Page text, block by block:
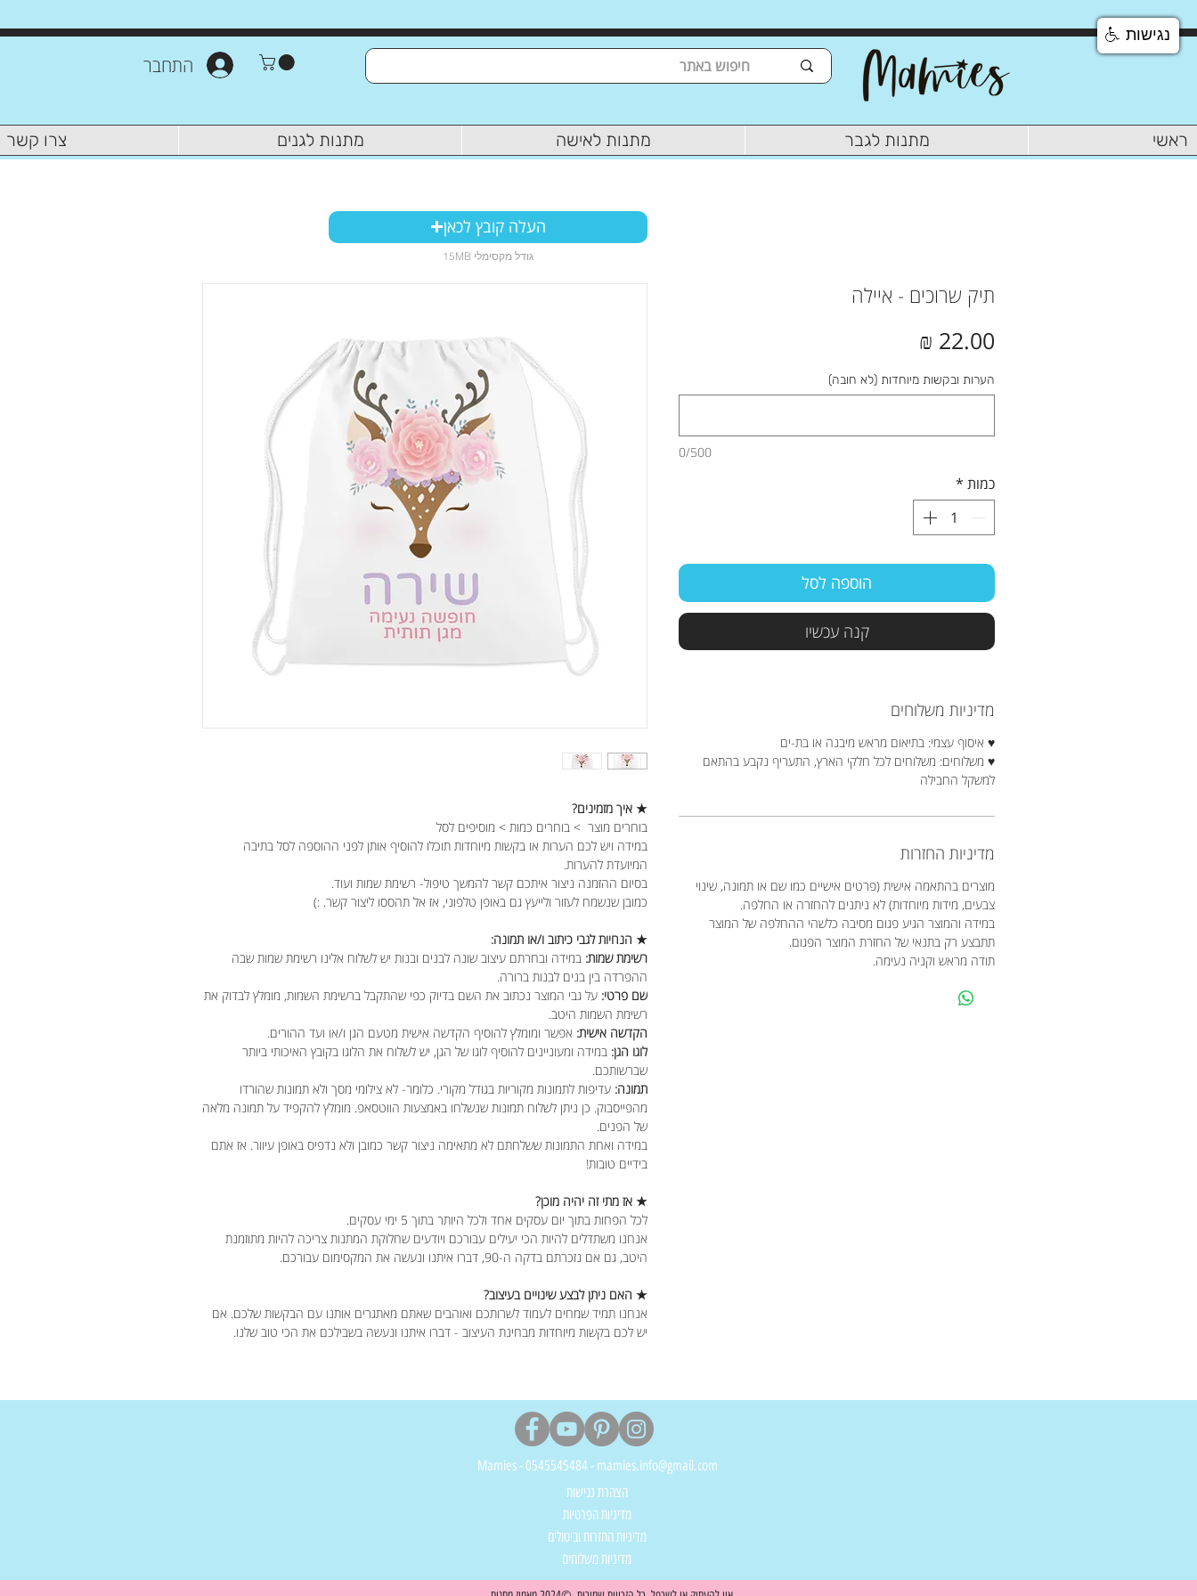
התחבר
ראשי מתנות לגבר מתנות לאישה מתנות לגנים צרו קשר
★ איך מזמינים?
בוחרים מוצר > בוחרים כמות > מוסיפים לסל
במידה ויש לכם הערות או בקשות מיוחדות תוכלו להוסיף אותן לפני ההוספה לסל בתיבה
המיועדת להערות.
בסיום ההזמנה ניצור איתכם קשר להמשך טיפול- רשימת שמות ועוד.
כמובן שנשמח לעזור ולייעץ גם באופן טלפוני, אז אל תהססו ליצור קשר. :)
★ הנחיות לגבי כיתוב ו/או תמונה:
רשימת שמות: במידה ובחרתם עיצוב שונה לבנים ובנות יש לשלוח אלינו רשימת שמות שבה
ההפרדה בין בנים לבנות ברורה.
שם פרטי: על גבי המוצר נכתוב את השם בדיוק כפי שהתקבל ברשימת השמות, מומלץ לבדוק את
רשימת השמות היטב.
הקדשה אישית: אפשר ומומלץ להוסיף הקדשה אישית מטעם הגן ו/או ועד ההורים.
לוגו הגן: במידה ומעוניינים להוסיף לוגו של הגן, יש לשלוח את הלוגו בקובץ האיכותי ביותר
שברשותכם.
תמונה: עדיפות לתמונות מקוריות בגודל מקורי. כלומר- לא צילומי מסך ולא תמונות שהורדו
מהפייסבוק. כן ניתן לשלוח תמונות שנשלחו באמצעות הווטסאפ. מומלץ להקפיד על תמונה מלאה
של הפנים.
במידה ואחת התמונות ששלחתם לא מתאימה ניצור קשר כמובן ולא נדפיס באופן עיוור. אז אתם
בידיים טובות!
★ אז מתי זה יהיה מוכן?
לכל הפחות בתוך יום עסקים אחד ולכל היותר בתוך 5 ימי עסקים.
אנחנו משתדלים להיות הכי יעילים עבורכם ויודעים שחלוקת המתנות צריכה להיות מתוזמנת
היטב, גם אם נזכרתם בדקה ה-90, דברו איתנו ונעשה את המקסימום עבורכם.
★ האם ניתן לבצע שינויים בעיצוב?
אנחנו תמיד שמחים לעמוד לשרותכם ואוהבים שאתם מאתגרים אותנו עם הבקשות שלכם. אם
יש לכם בקשות מיוחדות מבחינת העיצוב - דברו איתנו ונעשה בשבילכם את הכי טוב שלנו.
תיק שרוכים - איילה
הערות ובקשות מיוחדות (לא חובה)
0/500
כמות *
הוספה לסל
קנה עכשיו
מדיניות משלוחים
♥ איסוף עצמי: בתיאום מראש מיבנה או בת-ים
♥ משלוחים: משלוחים לכל חלקי הארץ, התעריף נקבע בהתאם
למשקל החבילה
מדיניות החזרות
מוצרים בהתאמה אישית (פרטים אישיים כמו שם או תמונה, שינוי
צבעים, מידות מיוחדות) לא ניתנים להחזרה או החלפה.
במידה והמוצר הגיע פגום מסיבה כלשהי ההחלפה של המוצר
תתבצע רק בתנאי של החזרת המוצר הפגום.
תודה מראש וקניה נעימה.
העלה קובץ לכאן
15MB גודל מקסימלי
Mamies - 0545545484 - mamies.info@gmail.com
הצהרת נגישות
מדיניות הפרטיות
מדיניות החזרות וביטולים
מדיניות משלוחים
נגישות